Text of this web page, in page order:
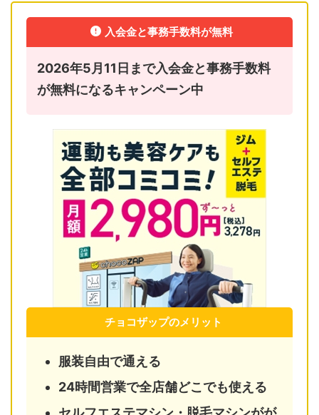
入会金と事務手数料が無料
2026年5月11日まで入会金と事務手数料
が無料になるキャンペーン中
チョコザップのメリット
服装自由で通える
24時間営業で全店舗どこでも使える